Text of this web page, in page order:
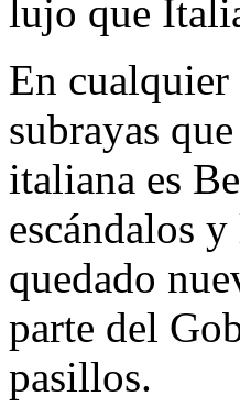
lujo que
En cualquier
subrayas
italiana es
escándalos
quedado
parte del
pasillos.